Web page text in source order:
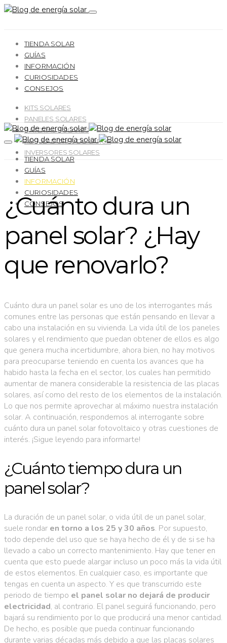
TIENDA SOLAR
GUÍAS
INFORMACIÓN
CURIOSIDADES
CONSEJOS
KITS SOLARES
PANELES SOLARES
BATERÍAS SOLARES
REGULADORES DE CARGA
INVERSORES SOLARES
TIENDA SOLAR
GUÍAS
INFORMACIÓN
CURIOSIDADES
CONSEJOS
¿Cuánto dura un
panel solar? ¿Hay
que renovarlo?
Cuánto dura un panel solar es uno de los interrogantes más
comunes entre las personas que están pensando en llevar a
cabo una instalación en su vivienda. La vida útil de los paneles
solares y el rendimiento que puedan obtener de ellos es algo
que genera mucha incertidumbre, ahora bien, no hay motivos
para preocuparse teniendo en cuenta los avances que ha
habido hasta la fecha en el sector, los cuales han permitido
aumentar de manera considerable la resistencia de las placas
solares, así como del resto de los elementos de la instalación.
Lo que nos permite aprovechar al máximo nuestra instalación
solar. A continuación, respondemos al interrogante sobre
cuánto dura un panel solar fotovoltaico y otras cuestiones de
interés. ¡Sigue leyendo para informarte!
¿Cuánto tiempo dura un
panel solar?
La duración de un panel solar, o vida útil de un panel solar,
suele rondar en torno a los 25 y 30 años. Por supuesto,
todo depende del uso que se haya hecho de él y de si se ha
llevado a cabo un correcto mantenimiento. Hay que tener en
cuenta que esto puede alargar incluso un poco más la vida útil
de estos elementos. En cualquier caso, es importante que
tengas en cuenta un aspecto. Y es que transcurrido este
periodo de tiempo el panel solar no dejará de producir
electricidad, al contrario. El panel seguirá funcionando, pero
bajará su rendimiento por lo que producirá una menor cantidad.
De hecho, es posible que pueda continuar funcionando
durante varias décadas más debido a que las placas solares